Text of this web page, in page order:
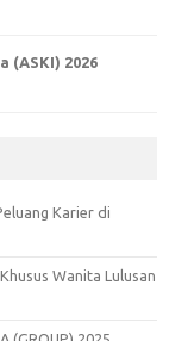
(ASKI) 2026
Karier di
Wanita Lulusan